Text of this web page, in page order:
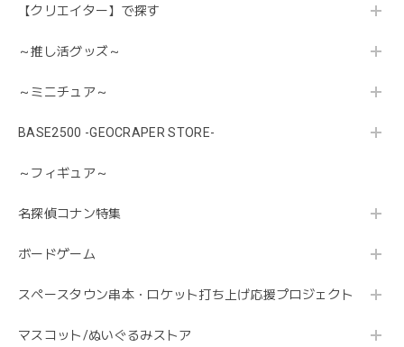
【クリエイター】で探す
～推し活グッズ～
～ミニチュア～
BASE2500 -GEOCRAPER STORE-
～フィギュア～
名探偵コナン特集
ボードゲーム
スペースタウン串本・ロケット打ち上げ応援プロジェクト
マスコット/ぬいぐるみストア